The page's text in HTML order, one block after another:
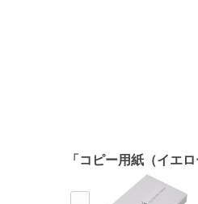
「コピー用紙（イエ